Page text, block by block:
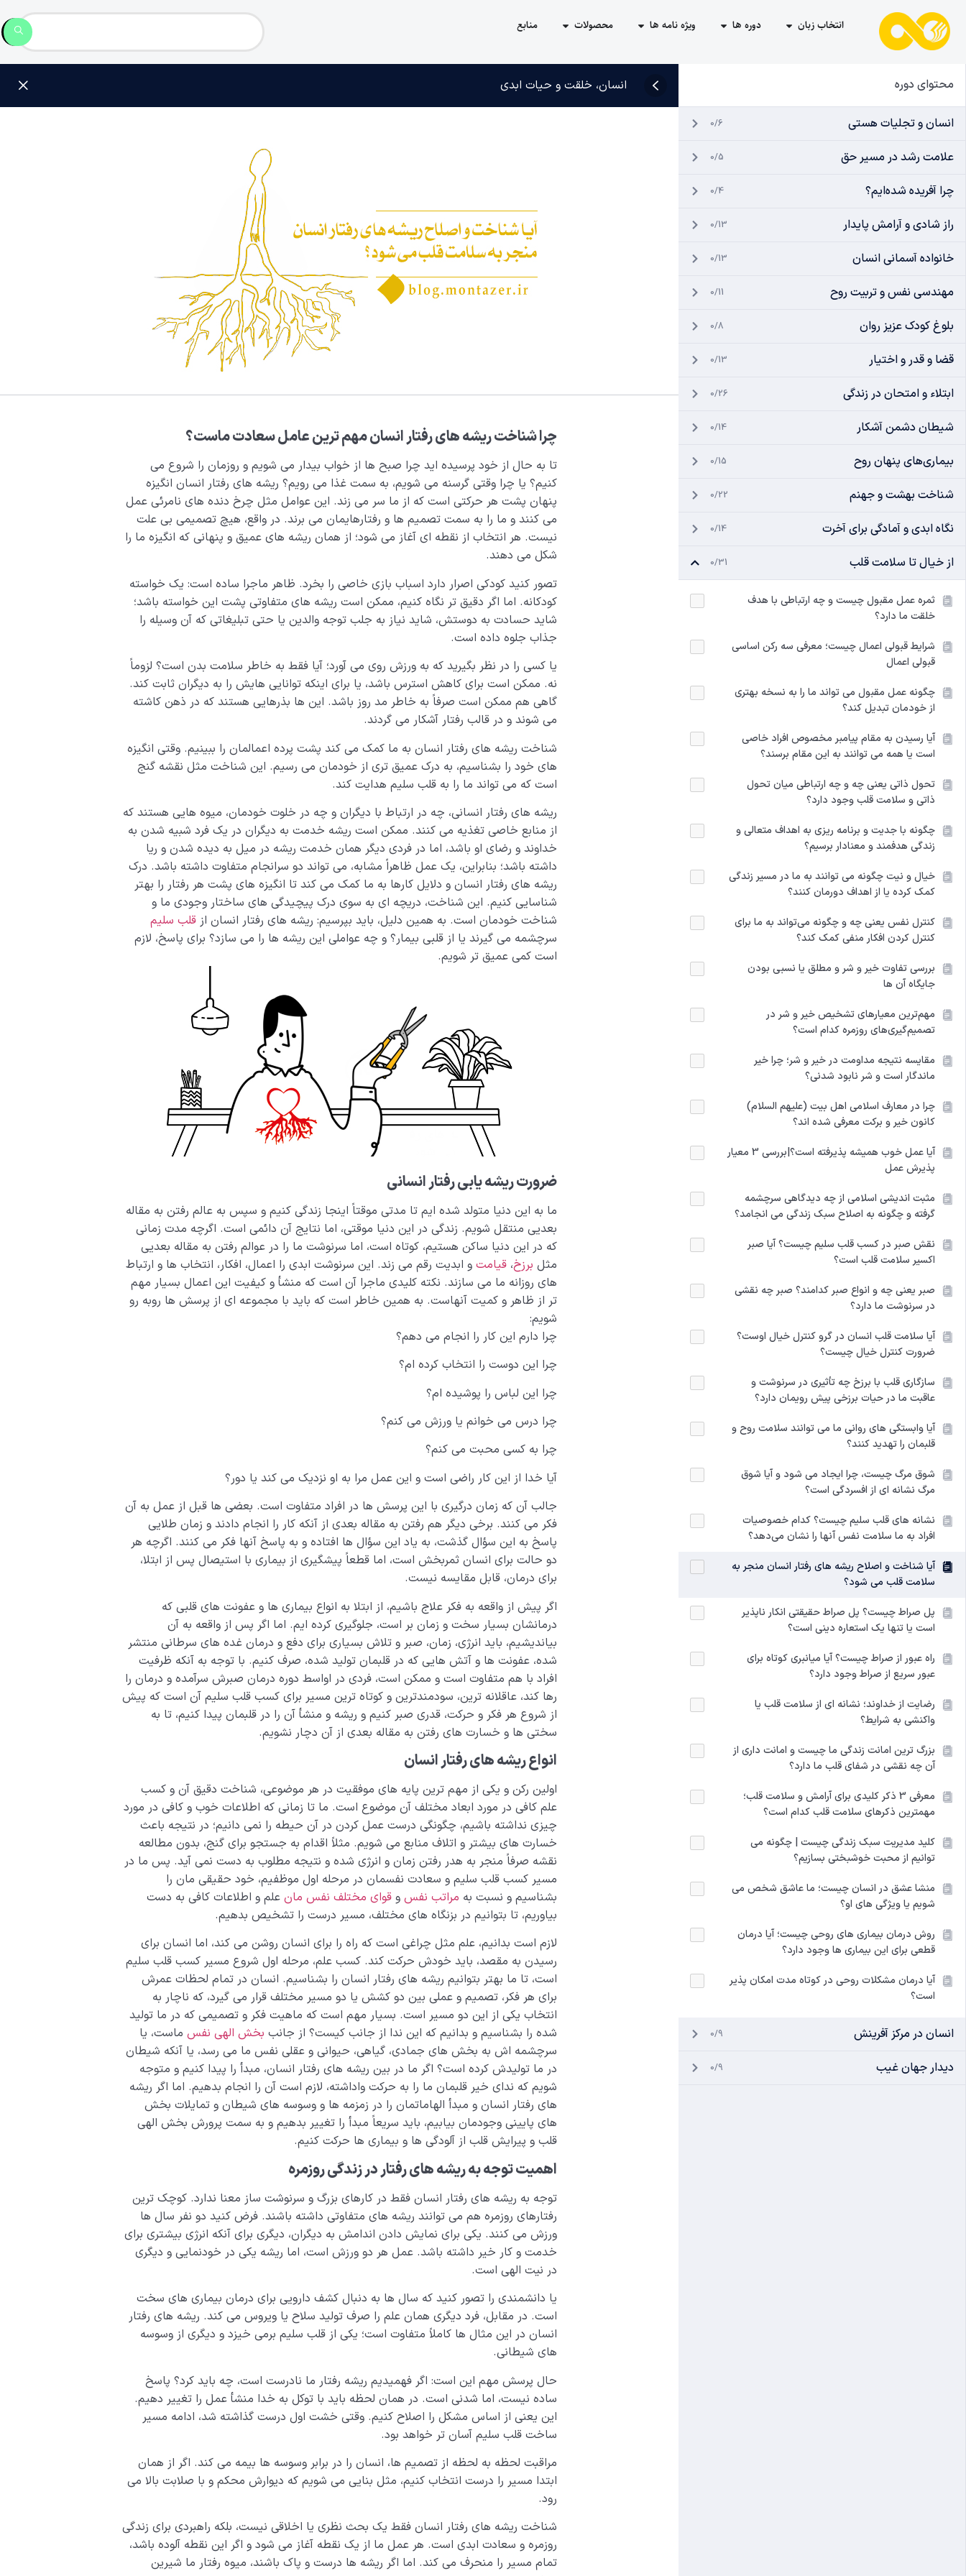
انتخاب زبان دوره ها ویژه نامه ها محصولات منابع
محتوای دوره
انسان و تجلیات هستی 0/6
علامت رشد در مسیر حق 0/5
چرا آفریده شده‌ایم؟ 0/4
راز شادی و آرامش پایدار 0/13
خانواده آسمانی انسان 0/13
مهندسی نفس و تربیت روح 0/11
بلوغ کودک عزیز روان 0/8
قضا و قدر و اختیار 0/13
ابتلاء و امتحان در زندگی 0/26
شیطان دشمن آشکار 0/14
بیماری‌های پنهان روح 0/15
شناخت بهشت و جهنم 0/22
نگاه ابدی و آمادگی برای آخرت 0/14
از خیال تا سلامت قلب 0/31
ثمره عمل مقبول چیست و چه ارتباطی با هدف
خلقت ما دارد؟
شرایط قبولی اعمال چیست؛ معرفی سه رکن اساسی
قبولی اعمال
چگونه عمل مقبول می تواند ما را به نسخه بهتری
از خودمان تبدیل کند؟
آیا رسیدن به مقام پیامبر مخصوص افراد خاصی
است یا همه می توانند به این مقام برسند؟
تحول ذاتی یعنی چه و چه ارتباطی میان تحول
ذاتی و سلامت قلب وجود دارد؟
چگونه با جدیت و برنامه ریزی به اهداف متعالی و
زندگی هدفمند و معنادار برسیم؟
خیال و نیت چگونه می توانند به ما در مسیر زندگی
کمک کرده یا از اهداف دورمان کنند؟
کنترل ‌‌نفس ‌‌یعنی ‌‌چه ‌‌و ‌‌چگونه ‌‌می‌تواند ‌‌به ‌‌ما ‌‌برای
‌‌کنترل ‌‌کردن ‌‌افکار ‌‌منفی ‌‌کمک ‌‌کند؟
بررسی تفاوت خیر و شر و مطلق یا نسبی بودن
جایگاه آن ها
مهم‌ترین معیارهای تشخیص خیر و شر در
تصمیم‌گیری‌های روزمره کدام‌ است؟
مقایسه نتیجه مداومت در خیر و شر؛ چرا خیر
ماندگار است و شر نابود شدنی؟
چرا در معارف اسلامی اهل بیت (علیهم السلام)
کانون خیر و برکت معرفی شده اند؟
آیا عمل خوب همیشه پذیرفته است؟|بررسی 3 معیار
پذیرش عمل
مثبت اندیشی اسلامی از چه دیدگاهی سرچشمه
گرفته و چگونه به اصلاح سبک زندگی می انجامد؟
نقش صبر در کسب قلب سلیم چیست؟ آیا صبر
اکسیر سلامت قلب است؟
صبر یعنی چه و انواع صبر کدامند؟ صبر چه نقشی
در سرنوشت ما دارد؟
آیا سلامت قلب انسان در گرو کنترل خیال اوست؟
ضرورت کنترل خیال چیست؟
سازگاری قلب با برزخ چه تأثیری در سرنوشت و
عاقبت ما در حیات برزخی پیش رویمان دارد؟
آیا وابستگی های روانی ما می توانند سلامت روح و
قلبمان را تهدید کنند؟
شوق مرگ چیست، چرا ایجاد می شود و آیا شوق
مرگ نشانه ای از افسردگی است؟
نشانه های قلب سلیم چیست؟ کدام خصوصیات
افراد به ما سلامت نفس آنها را نشان می‌دهد؟
آیا شناخت و اصلاح ریشه های رفتار انسان منجر به
سلامت قلب می شود؟
پل صراط چیست؟ پل صراط حقیقتی انکار ناپذیر
است یا تنها یک استعاره دینی است؟
راه عبور از صراط چیست؟ آیا میانبری کوتاه برای
عبور سریع از صراط وجود دارد؟
رضایت از خداوند؛ نشانه ای از سلامت قلب یا
واکنشی به شرایط؟
بزرگ ترین امانت زندگی ما چیست و امانت داری از
آن چه نقشی در شفای قلب ما دارد؟
معرفی 3 ذکر کلیدی برای آرامش و سلامت قلب؛
مهمترین ذکرهای سلامت قلب کدام است؟
کلید مدیریت سبک زندگی چیست | چگونه می
توانیم از محبت خوشبختی بسازیم؟
منشا عشق در انسان چیست؛ ما عاشق شخص می
شویم یا ویژگی های او؟
روش درمان بیماری های روحی چیست؛ آیا درمان
قطعی برای این بیماری ها وجود دارد؟
آیا درمان مشکلات روحی در کوتاه مدت امکان پذیر
است؟
انسان در مرکز آفرینش 0/9
دیدار جهان غیب 0/9
انسان، خلقت و حیات ابدی
چرا شناخت ریشه های رفتار انسان مهم ترین عامل سعادت ماست؟
تا به حال از خود پرسیده اید چرا صبح ها از خواب بیدار می شویم و روزمان را شروع می
کنیم؟ یا چرا وقتی گرسنه می شویم، به سمت غذا می رویم؟ ریشه های رفتار انسان انگیزه
پنهان پشت هر حرکتی است که از ما سر می زند. این عوامل مثل چرخ دنده های نامرئی عمل
می کنند و ما را به سمت تصمیم ها و رفتارهایمان می برند. در واقع، هیچ تصمیمی بی علت
نیست. هر انتخاب از نقطه ای آغاز می شود؛ از همان ریشه های عمیق و پنهانی که انگیزه ما را
شکل می دهند.
تصور کنید کودکی اصرار دارد اسباب بازی خاصی را بخرد. ظاهر ماجرا ساده است: یک خواسته
کودکانه. اما اگر دقیق تر نگاه کنیم، ممکن است ریشه های متفاوتی پشت این خواسته باشد؛
شاید حسادت به دوستش، شاید نیاز به جلب توجه والدین یا حتی تبلیغاتی که آن وسیله را
جذاب جلوه داده است.
یا کسی را در نظر بگیرید که به ورزش روی می آورد؛ آیا فقط به خاطر سلامت بدن است؟ لزوماً
نه. ممکن است برای کاهش استرس باشد، یا برای اینکه توانایی هایش را به دیگران ثابت کند.
گاهی هم ممکن است صرفاً به خاطر مد روز باشد. این ها بذرهایی هستند که در ذهن کاشته
می شوند و در قالب رفتار آشکار می گردند.
شناخت ریشه های رفتار انسان به ما کمک می کند پشت پرده اعمالمان را ببینیم. وقتی انگیزه
های خود را بشناسیم، به درک عمیق تری از خودمان می رسیم. این شناخت مثل نقشه گنج
است که می تواند ما را به قلب سلیم هدایت کند.
ریشه های رفتار انسانی، چه در ارتباط با دیگران و چه در خلوت خودمان، میوه هایی هستند که
از منابع خاصی تغذیه می کنند. ممکن است ریشه خدمت به دیگران در یک فرد شبیه شدن به
خداوند و رضای او باشد، اما در فردی دیگر همان خدمت ریشه در میل به دیده شدن و ریا
داشته باشد؛ بنابراین، یک عمل ظاهراً مشابه، می تواند دو سرانجام متفاوت داشته باشد. درک
ریشه های رفتار انسان و دلایل کارها به ما کمک می کند تا انگیزه های پشت هر رفتار را بهتر
شناسایی کنیم. این شناخت، دریچه ای به سوی درک پیچیدگی های ساختار وجودی ما و
شناخت خودمان است. به همین دلیل، باید بپرسیم: ریشه های رفتار انسان ازقلب سلیم
سرچشمه می گیرند یا از قلبی بیمار؟ و چه عواملی این ریشه ها را می سازد؟ برای پاسخ، لازم
است کمی عمیق تر شویم.
ضرورت ریشه یابی رفتار انسانی
ما به این دنیا متولد شده ایم تا مدتی موقتاً اینجا زندگی کنیم و سپس به عالم رفتن به مقاله
بعدیی منتقل شویم. زندگی در این دنیا موقتی، اما نتایج آن دائمی است. اگرچه مدت زمانی
که در این دنیا ساکن هستیم، کوتاه است، اما سرنوشت ما را در عوالم رفتن به مقاله بعدیی
مثل برزخ،قیامت و ابدیت رقم می زند. این سرنوشت ابدی را اعمال، افکار، انتخاب ها و ارتباط
های روزانه ما می سازند. نکته کلیدی ماجرا آن است که منشأ و کیفیت این اعمال بسیار مهم
تر از ظاهر و کمیت آنهاست. به همین خاطر است که باید با مجموعه ای از پرسش ها روبه رو
شویم:
چرا دارم این کار را انجام می دهم؟
چرا این دوست را انتخاب کرده ام؟
چرا این لباس را پوشیده ام؟
چرا درس می خوانم یا ورزش می کنم؟
چرا به کسی محبت می کنم؟
آیا خدا از این کار راضی است و این عمل مرا به او نزدیک می کند یا دور؟
جالب آن که زمان درگیری با این پرسش ها در افراد متفاوت است. بعضی ها قبل از عمل به آن
فکر می کنند. برخی دیگر هم رفتن به مقاله بعدی از آنکه کار را انجام دادند و زمان طلایی
پاسخ به این سؤال گذشت، به یاد این سؤال ها افتاده و به پاسخ آنها فکر می کنند. اگرچه هر
دو حالت برای انسان ثمربخش است، اما قطعاً پیشگیری از بیماری با استیصال پس از ابتلا،
برای درمان، قابل مقایسه نیست.
اگر پیش از واقعه به فکر علاج باشیم، از ابتلا به انواع بیماری ها و عفونت های قلبی که
درمانشان بسیار سخت و زمان بر است، جلوگیری کرده ایم. اما اگر پس از واقعه به آن
بیاندیشیم، باید انرژی، زمان، صبر و تلاش بسیاری برای دفع و درمان غده های سرطانی منتشر
شده، عفونت ها و آتش هایی که در قلبمان تولید شده، صرف کنیم. با توجه به آنکه ظرفیت
افراد با هم متفاوت است و ممکن است، فردی در اواسط دوره درمان صبرش سرآمده و درمان را
رها کند، عاقلانه ترین، سودمندترین و کوتاه ترین مسیر برای کسب قلب سلیم آن است که پیش
از شروع هر فکر و حرکت، قدری صبر کنیم و ریشه و منشأ آن را در قلبمان پیدا کنیم، تا به
سختی ها و خسارت های رفتن به مقاله بعدی از آن دچار نشویم.
انواع ریشه های رفتار انسان
اولین رکن و یکی از مهم ترین پایه های موفقیت در هر موضوعی، شناخت دقیق آن و کسب
علم کافی در مورد ابعاد مختلف آن موضوع است. ما تا زمانی که اطلاعات خوب و کافی در مورد
چیزی نداشته باشیم، چگونگی درست عمل کردن در آن حیطه را نمی دانیم؛ در نتیجه باعث
خسارت های بیشتر و اتلاف منابع می شویم. مثلاً اقدام به جستجو برای گنج، بدون مطالعه
نقشه صرفاً منجر به هدر رفتن زمان و انرژی شده و نتیجه مطلوب به دست نمی آید. پس ما در
مسیر کسب قلب سلیم و سعادت نفسمان در مرحله اول موظفیم، خود حقیقی مان را
بشناسیم و نسبت به مراتب نفس وقوای مختلف نفس مان علم و اطلاعات کافی به دست
بیاوریم، تا بتوانیم در بزنگاه های مختلف، مسیر درست را تشخیص بدهیم.
لازم است بدانیم، علم مثل چراغی است که راه را برای انسان روشن می کند، اما انسان برای
رسیدن به مقصد، باید خودش حرکت کند. کسب علم، مرحله اول شروع مسیر کسب قلب سلیم
است، تا ما بهتر بتوانیم ریشه های رفتار انسان را بشناسیم. انسان در تمام لحظات عمرش
برای هر فکر، تصمیم و عملی بین دو کشش یا دو مسیر مختلف قرار می گیرد، که ناچار به
انتخاب یکی از این دو مسیر است. بسیار مهم است که ماهیت فکر و تصمیمی که در ما تولید
شده را بشناسیم و بدانیم که این ندا از جانب کیست؟ از جانب بخش الهی نفس ماست، یا
سرچشمه اش به بخش های جمادی، گیاهی، حیوانی و عقلی نفس ما می رسد، یا آنکه شیطان
در ما تولیدش کرده است؟ اگر ما در بین ریشه های رفتار انسان، مبدأ را پیدا کنیم و متوجه
شویم که ندای خیر قلبمان ما را به حرکت واداشته، لازم است آن را انجام بدهیم. اما اگر ریشه
های رفتار انسان و مبدأ الهاماتمان را در زمزمه ها و وسوسه های شیطان و تمایلات بخش
های پایینی وجودمان بیابیم، باید سریعاً مبدأ را تغییر بدهیم و به سمت پرورش بخش الهی
قلب و پیرایش قلب از آلودگی ها و بیماری ها حرکت کنیم.
اهمیت توجه به ریشه های رفتار در زندگی روزمره
توجه به ریشه های رفتار انسان فقط در کارهای بزرگ و سرنوشت ساز معنا ندارد. کوچک ترین
رفتارهای روزمره هم می توانند ریشه های متفاوتی داشته باشند. فرض کنید دو نفر سال ها
ورزش می کنند. یکی برای نمایش دادن اندامش به دیگران، دیگری برای آنکه انرژی بیشتری برای
خدمت و کار خیر داشته باشد. عمل هر دو ورزش است، اما ریشه یکی در خودنمایی و دیگری
در نیت الهی است.
یا دانشمندی را تصور کنید که سال ها به دنبال کشف دارویی برای درمان بیماری های سخت
است. در مقابل، فرد دیگری همان علم را صرف تولید سلاح یا ویروس می کند. ریشه های رفتار
انسان در این مثال ها کاملاً متفاوت است؛ یکی از قلب سلیم برمی خیزد و دیگری از وسوسه
های شیطانی.
حال پرسش مهم این است: اگر فهمیدیم ریشه رفتار ما نادرست است، چه باید کرد؟ پاسخ
ساده نیست، اما شدنی است. در همان لحظه باید با توکل به خدا منشأ عمل را تغییر دهیم.
این یعنی از اساس مشکل را اصلاح کنیم. وقتی خشت اول درست گذاشته شد، ادامه مسیر
ساخت قلب سلیم آسان تر خواهد بود.
مراقبت لحظه به لحظه از تصمیم ها، انسان را در برابر وسوسه ها بیمه می کند. اگر از همان
ابتدا مسیر را درست انتخاب کنیم، مثل بنایی می شویم که دیوارش محکم و با صلابت بالا می
رود.
شناخت ریشه های رفتار انسان فقط یک بحث نظری یا اخلاقی نیست، بلکه راهبردی برای زندگی
روزمره و سعادت ابدی است. هر عمل ما از یک نقطه آغاز می شود و اگر این نقطه آلوده باشد،
تمام مسیر را منحرف می کند. اما اگر ریشه ها درست و پاک باشند، میوه رفتار ما شیرین